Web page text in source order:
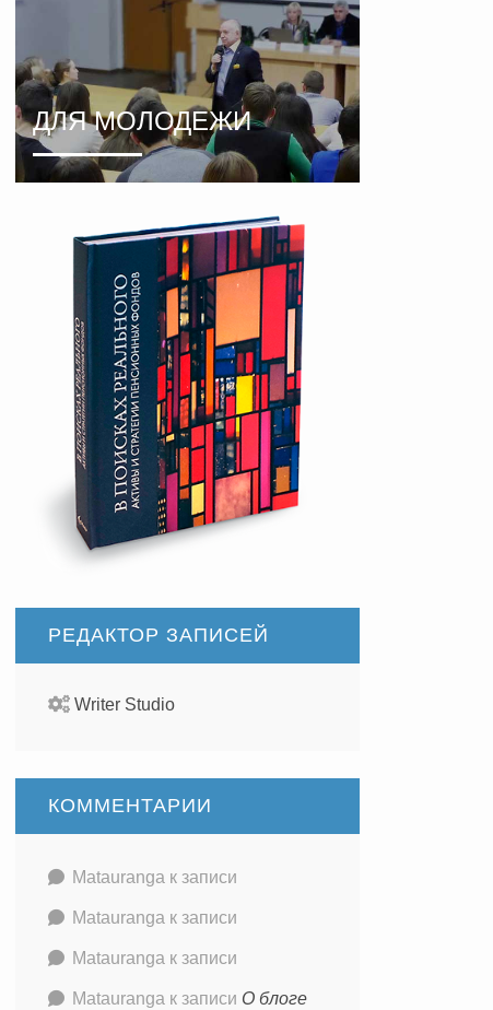
ДЛЯ МОЛОДЕЖИ
РЕДАКТОР ЗАПИСЕЙ
Writer Studio
КОММЕНТАРИИ
Matauranga к записи
Matauranga к записи
Matauranga к записи
Matauranga к записи О блоге